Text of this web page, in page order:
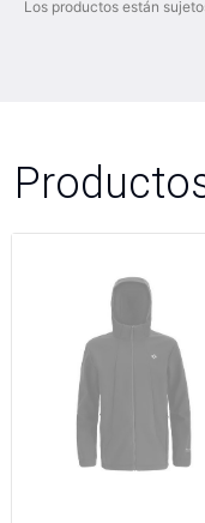
Los productos están